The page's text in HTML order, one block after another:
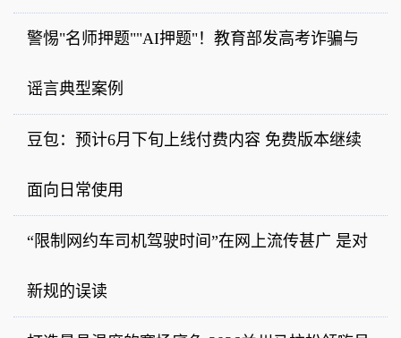
警惕"名师押题""AI押题"！教育部发高考诈骗与
谣言典型案例
豆包：预计6月下旬上线付费内容 免费版本继续
面向日常使用
“限制网约车司机驾驶时间”在网上流传甚广 是对
新规的误读